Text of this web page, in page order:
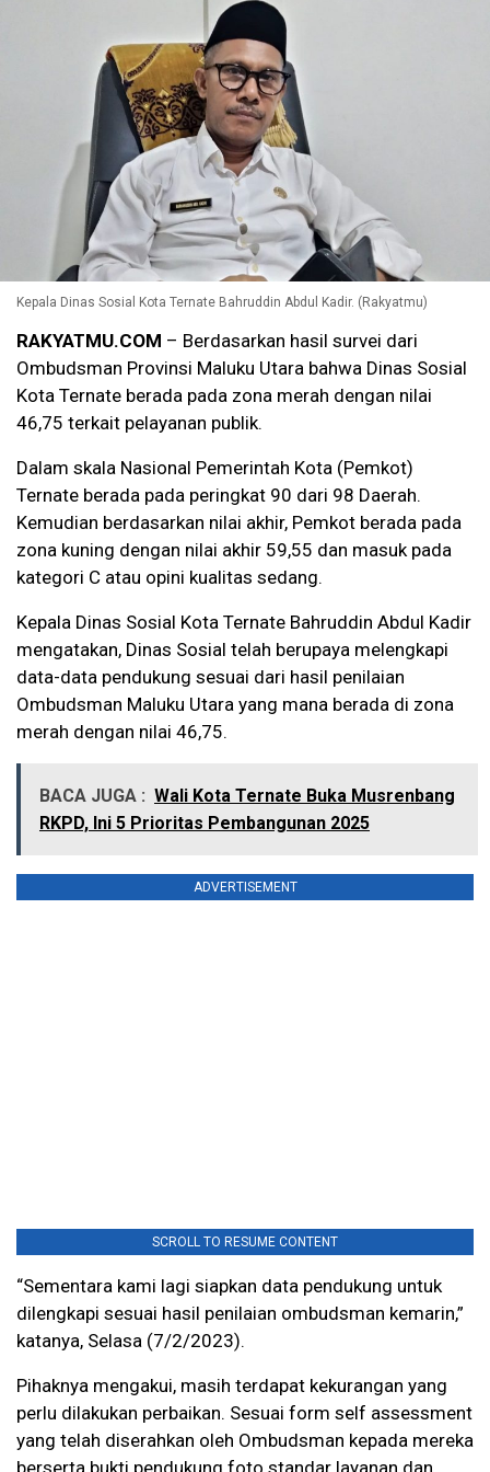
Kepala Dinas Sosial Kota Ternate Bahruddin Abdul Kadir. (Rakyatmu)
RAKYATMU.COM – Berdasarkan hasil survei dari
Ombudsman Provinsi Maluku Utara bahwa Dinas Sosial
Kota Ternate berada pada zona merah dengan nilai
46,75 terkait pelayanan publik.
Dalam skala Nasional Pemerintah Kota (Pemkot)
Ternate berada pada peringkat 90 dari 98 Daerah.
Kemudian berdasarkan nilai akhir, Pemkot berada pada
zona kuning dengan nilai akhir 59,55 dan masuk pada
kategori C atau opini kualitas sedang.
Kepala Dinas Sosial Kota Ternate Bahruddin Abdul Kadir
mengatakan, Dinas Sosial telah berupaya melengkapi
data-data pendukung sesuai dari hasil penilaian
Ombudsman Maluku Utara yang mana berada di zona
merah dengan nilai 46,75.
BACA JUGA : Wali Kota Ternate Buka Musrenbang
RKPD, Ini 5 Prioritas Pembangunan 2025
ADVERTISEMENT
SCROLL TO RESUME CONTENT
“Sementara kami lagi siapkan data pendukung untuk
dilengkapi sesuai hasil penilaian ombudsman kemarin,”
katanya, Selasa (7/2/2023).
Pihaknya mengakui, masih terdapat kekurangan yang
perlu dilakukan perbaikan. Sesuai form self assessment
yang telah diserahkan oleh Ombudsman kepada mereka
berserta bukti pendukung foto standar layanan dan